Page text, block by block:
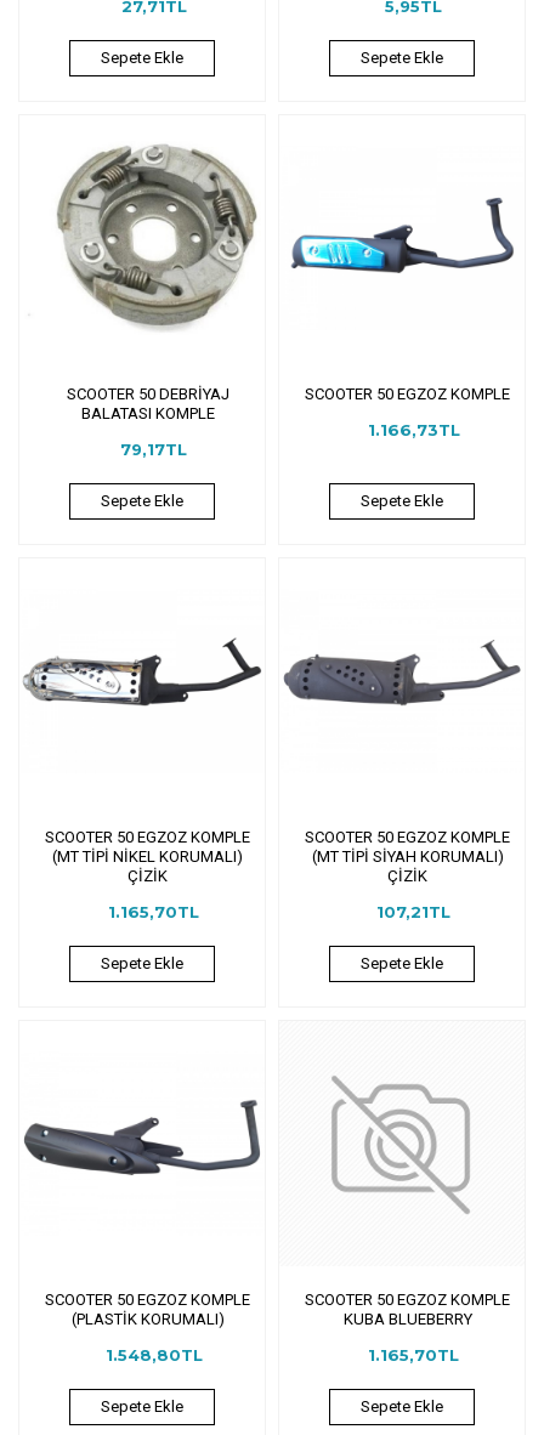
27,71TL
Sepete Ekle
5,95TL
Sepete Ekle
SCOOTER 50 DEBRİYAJ
BALATASI KOMPLE
79,17TL
Sepete Ekle
SCOOTER 50 EGZOZ KOMPLE
1.166,73TL
Sepete Ekle
SCOOTER 50 EGZOZ KOMPLE
(MT TİPİ NİKEL KORUMALI)
ÇİZİK
1.165,70TL
Sepete Ekle
SCOOTER 50 EGZOZ KOMPLE
(MT TİPİ SİYAH KORUMALI)
ÇİZİK
107,21TL
Sepete Ekle
SCOOTER 50 EGZOZ KOMPLE
(PLASTİK KORUMALI)
1.548,80TL
Sepete Ekle
SCOOTER 50 EGZOZ KOMPLE
KUBA BLUEBERRY
1.165,70TL
Sepete Ekle